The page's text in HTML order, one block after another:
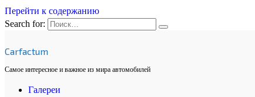
Перейти к содержанию
Search for:
Carfactum
Самое интересное и важное из мира автомобилей
Галереи